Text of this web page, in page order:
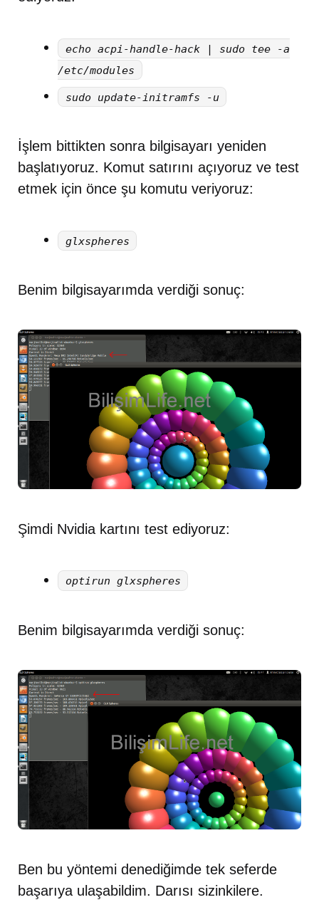
echo acpi-handle-hack | sudo tee -a
/etc/modules
sudo update-initramfs -u
İşlem bittikten sonra bilgisayarı yeniden
başlatıyoruz. Komut satırını açıyoruz ve test
etmek için önce şu komutu veriyoruz:
glxspheres
Benim bilgisayarımda verdiği sonuç:
Şimdi Nvidia kartını test ediyoruz:
optirun glxspheres
Benim bilgisayarımda verdiği sonuç:
Ben bu yöntemi denediğimde tek seferde
başarıya ulaşabildim. Darısı sizinkilere.